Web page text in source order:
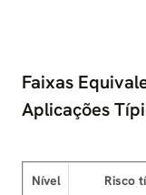
Faixas
Aplicações
Nível Risco